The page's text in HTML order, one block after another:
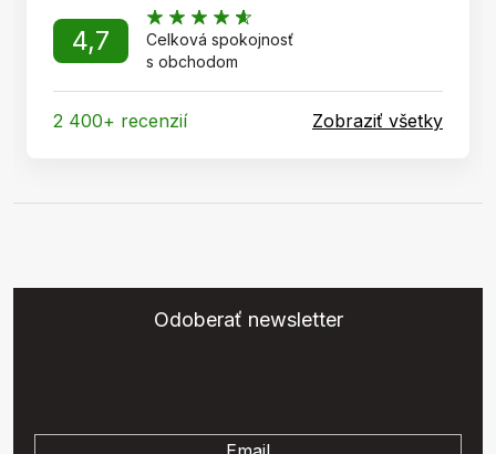
4,7
Celková spokojnosť
s obchodom
2 400+ recenzií Zobraziť všetky
Odoberať newsletter